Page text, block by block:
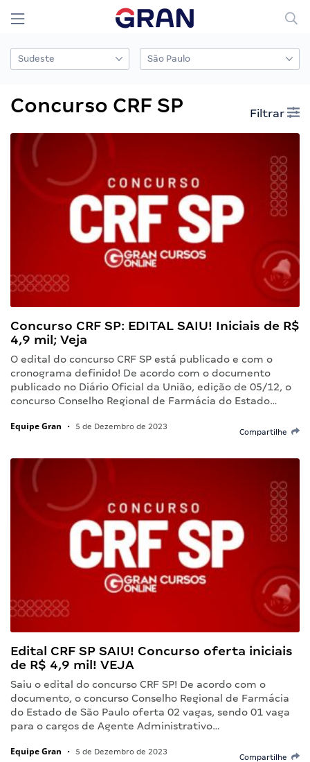
Concurso CRF SP Filtrar
Concurso CRF SP: EDITAL SAIU! Iniciais de R$
4,9 mil; Veja
O edital do concurso CRF SP está publicado e com o
cronograma definido! De acordo com o documento
publicado no Diário Oficial da União, edição de 05/12, o
concurso Conselho Regional de Farmácia do Estado…
Equipe Gran • 5 de Dezembro de 2023
Compartilhe
Edital CRF SP SAIU! Concurso oferta iniciais
de R$ 4,9 mil! VEJA
Saiu o edital do concurso CRF SP! De acordo com o
documento, o concurso Conselho Regional de Farmácia
do Estado de São Paulo oferta 02 vagas, sendo 01 vaga
para o cargos de Agente Administrativo…
Equipe Gran • 5 de Dezembro de 2023
Compartilhe